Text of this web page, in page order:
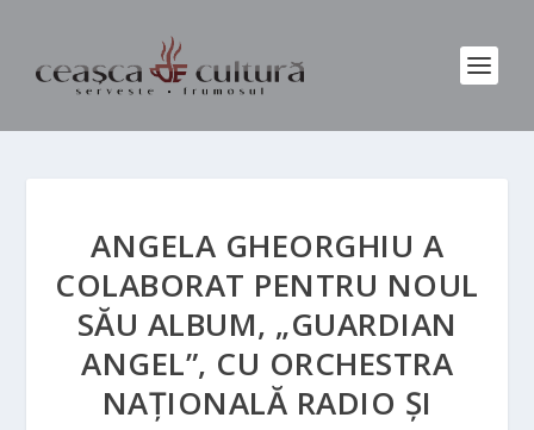
ANGELA GHEORGHIU A
COLABORAT PENTRU NOUL
SĂU ALBUM, „GUARDIAN
ANGEL”, CU ORCHESTRA
NAŢIONALĂ RADIO ŞI